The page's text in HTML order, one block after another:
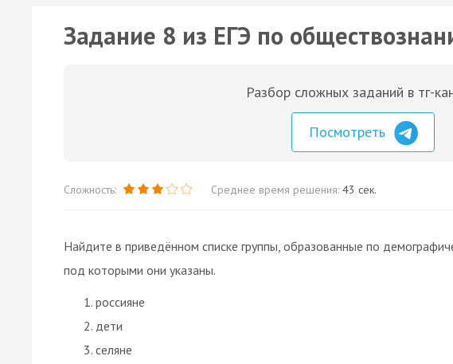
Задание 8 из ЕГЭ по
Разбор сложных заданий в тг-
Посмотреть
Сложность: Среднее время решения: 43 сек.
Найдите в приведённом списке группы, образованные по
под которыми они указаны.
россияне
дети
селяне